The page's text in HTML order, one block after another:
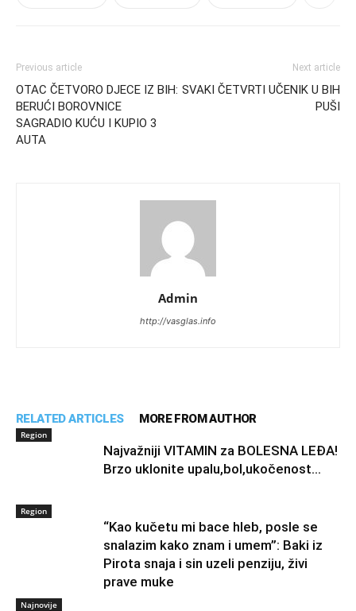
Previous article
OTAC ČETVORO DJECE IZ BIH:
BERUĆI BOROVNICE
SAGRADIO KUĆU I KUPIO 3
AUTA
Next article
SVAKI ČETVRTI UČENIK U BIH
PUŠI
Admin
http://vasglas.info
RELATED ARTICLES MORE FROM AUTHOR
Region
Najvažniji VITAMIN za BOLESNA LEĐA!
Brzo uklonite upalu,bol,ukočenost…
Region
“Kao kučetu mi bace hleb, posle se
snalazim kako znam i umem”: Baki iz
Pirota snaja i sin uzeli penziju, živi
prave muke
Najnovije